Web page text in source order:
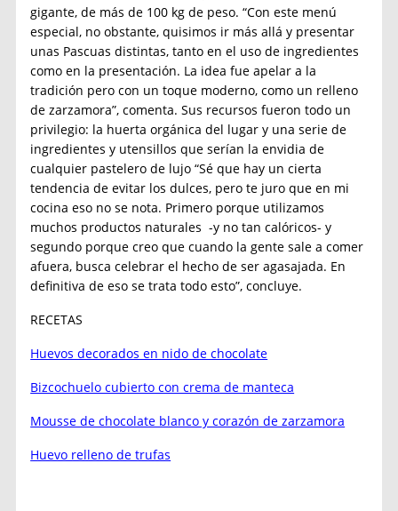
gigante, de más de 100 kg de peso. “Con este menú
especial, no obstante, quisimos ir más allá y presentar
unas Pascuas distintas, tanto en el uso de ingredientes
como en la presentación. La idea fue apelar a la
tradición pero con un toque moderno, como un relleno
de zarzamora”, comenta. Sus recursos fueron todo un
privilegio: la huerta orgánica del lugar y una serie de
ingredientes y utensillos que serían la envidia de
cualquier pastelero de lujo “Sé que hay un cierta
tendencia de evitar los dulces, pero te juro que en mi
cocina eso no se nota. Primero porque utilizamos
muchos productos naturales -y no tan calóricos- y
segundo porque creo que cuando la gente sale a comer
afuera, busca celebrar el hecho de ser agasajada. En
definitiva de eso se trata todo esto”, concluye.
RECETAS
Huevos decorados en nido de chocolate
Bizcochuelo cubierto con crema de manteca
Mousse de chocolate blanco y corazón de zarzamora
Huevo relleno de trufas